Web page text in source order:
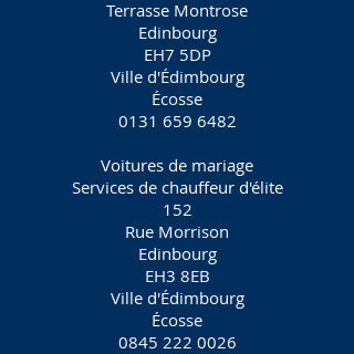
Terrasse Montrose
Edinbourg
EH7 5DP
Ville d'Édimbourg
Écosse
0131 659 6482
Voitures de mariage
Services de chauffeur d'élite
152
Rue Morrison
Edinbourg
EH3 8EB
Ville d'Édimbourg
Écosse
0845 222 0026